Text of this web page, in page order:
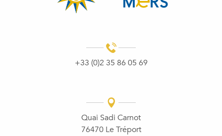
+33 (0)2 35 86 05 69
Quai Sadi Carnot
76470 Le Tréport